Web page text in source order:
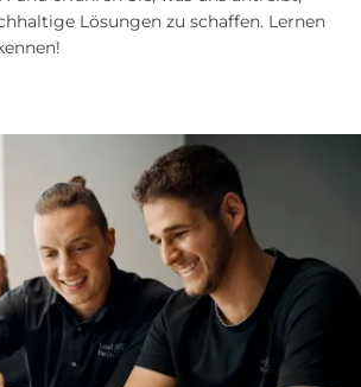
Lösungen zu schaffen. Lernen